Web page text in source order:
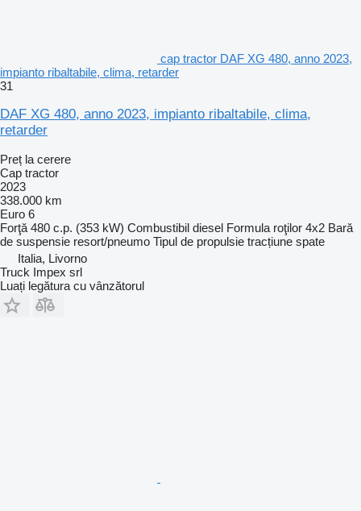
cap tractor DAF XG 480, anno 2023,
impianto ribaltabile, clima, retarder
31
DAF XG 480, anno 2023, impianto ribaltabile, clima,
retarder
Preț la cerere
Cap tractor
2023
338.000 km
Euro 6
Forţă 480 c.p. (353 kW) Combustibil diesel Formula roţilor 4x2 Bară
de suspensie resort/pneumo Tipul de propulsie tracțiune spate
Italia, Livorno
Truck Impex srl
Luați legătura cu vânzătorul